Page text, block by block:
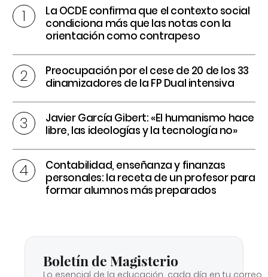
La OCDE confirma que el contexto social
condiciona más que las notas con la
orientación como contrapeso
Preocupación por el cese de 20 de los 33
dinamizadores de la FP Dual intensiva
Javier García Gibert: «El humanismo hace
libre, las ideologías y la tecnología no»
Contabilidad, enseñanza y finanzas
personales: la receta de un profesor para
formar alumnos más preparados
Boletín de Magisterio
Lo esencial de la educación, cada día en tu correo.